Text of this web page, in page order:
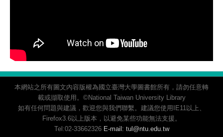
本網站之所有圖文內容版權為國立臺灣大學圖書館所有，請勿任意轉
載或擷取使用。©National Taiwan University Library
如有任何問題與建議，歡迎您與我們聯繫。建議您使用IE11以上、
Firefox3.6以上版本，以避免某些功能無法支援。
Tel:02-33662326 E-mail: tul@ntu.edu.tw